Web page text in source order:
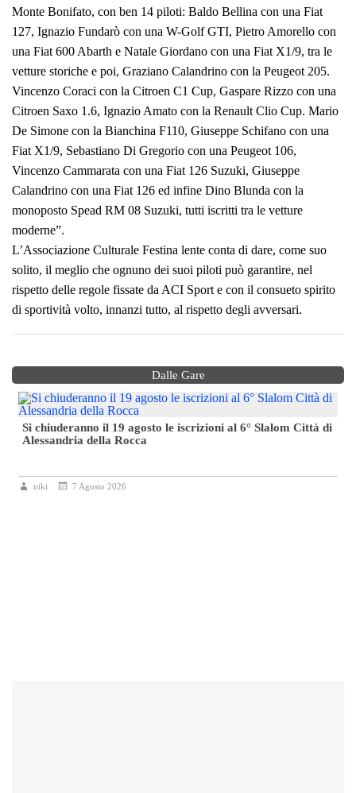
Monte Bonifato, con ben 14 piloti: Baldo Bellina con una Fiat
127, Ignazio Fundarò con una W-Golf GTI, Pietro Amorello con
una Fiat 600 Abarth e Natale Giordano con una Fiat X1/9, tra le
vetture storiche e poi, Graziano Calandrino con la Peugeot 205.
Vincenzo Coraci con la Citroen C1 Cup, Gaspare Rizzo con una
Citroen Saxo 1.6, Ignazio Amato con la Renault Clio Cup. Mario
De Simone con la Bianchina F110, Giuseppe Schifano con una
Fiat X1/9, Sebastiano Di Gregorio con una Peugeot 106,
Vincenzo Cammarata con una Fiat 126 Suzuki, Giuseppe
Calandrino con una Fiat 126 ed infine Dino Blunda con la
monoposto Spead RM 08 Suzuki, tutti iscritti tra le vetture
moderne”.
L’Associazione Culturale Festina lente conta di dare, come suo
solito, il meglio che ognuno dei suoi piloti può garantire, nel
rispetto delle regole fissate da ACI Sport e con il consueto spirito
di sportività volto, innanzi tutto, al rispetto degli avversari.
Dalle Gare
Si chiuderanno il 19 agosto le iscrizioni al 6° Slalom Città di
Alessandria della Rocca
niki 7 Agosto 2026